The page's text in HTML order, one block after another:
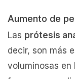
Aumento de
Las prótesis
decir, son más
voluminosas en